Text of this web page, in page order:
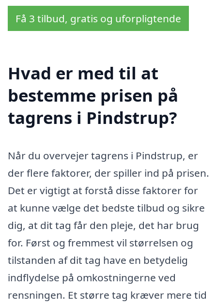
Få 3 tilbud, gratis og uforpligtende
Hvad er med til at
bestemme prisen på
tagrens i Pindstrup?
Når du overvejer tagrens i Pindstrup, er
der flere faktorer, der spiller ind på prisen.
Det er vigtigt at forstå disse faktorer for
at kunne vælge det bedste tilbud og sikre
dig, at dit tag får den pleje, det har brug
for. Først og fremmest vil størrelsen og
tilstanden af dit tag have en betydelig
indflydelse på omkostningerne ved
rensningen. Et større tag kræver mere tid